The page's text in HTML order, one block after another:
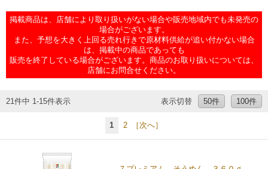
商品カテゴリ一覧
食の安全・安心への取組み
nanacoトップ
マルチコピー機でできることトップ
チケットサービス
企業情報トップ
ニュースリリース
私たちの取組み
サステナビリティ
セブン＆アイ・ホールディングスの重点課題
掲載商品は、店舗により取り扱いがない場合や販売地域内でも未発売の
場合がございます。
また、予想を大きく上回る売れ行きで原材料供給が追い付かない場合
は、掲載中の商品であっても
販売を終了している場合がございます。商品のお取り扱いについては、
店舗にお問合せください。
21件中 1-15件表示 表示切替 50件 100件
1 2 ［次へ］